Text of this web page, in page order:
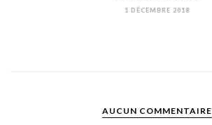
1 DÉCEMBRE 2018
AUCUN COMMENTAIRE